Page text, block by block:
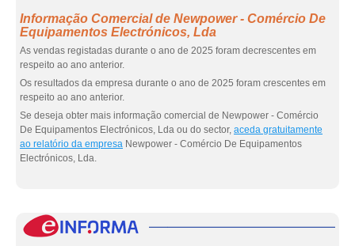
Informação Comercial de Newpower - Comércio De
Equipamentos Electrónicos, Lda
As vendas registadas durante o ano de 2025 foram decrescentes em
respeito ao ano anterior.
Os resultados da empresa durante o ano de 2025 foram crescentes em
respeito ao ano anterior.
Se deseja obter mais informação comercial de Newpower - Comércio
De Equipamentos Electrónicos, Lda ou do sector, aceda gratuitamente
ao relatório da empresa Newpower - Comércio De Equipamentos
Electrónicos, Lda.